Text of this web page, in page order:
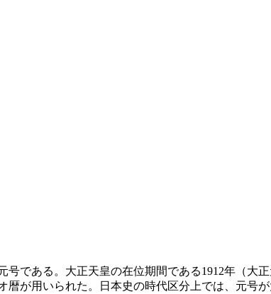
である。大正天皇の在位期間である1912年（大
が用いられた。日本史の時代区分上では、元号